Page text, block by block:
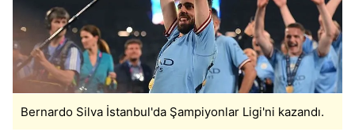
Bernardo Silva İstanbul'da Şampiyonlar Ligi'ni kazandı.